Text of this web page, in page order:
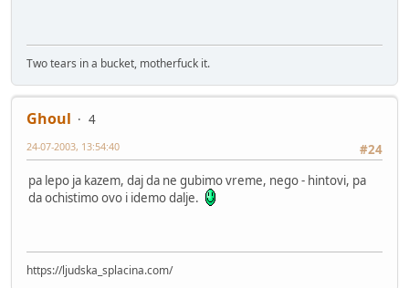
Two tears in a bucket, motherfuck it.
Ghoul
4
#24
24-07-2003, 13:54:40
pa lepo ja kazem, daj da ne gubimo vreme, nego - hintovi, pa
da ochistimo ovo i idemo dalje.
https://ljudska_splacina.com/